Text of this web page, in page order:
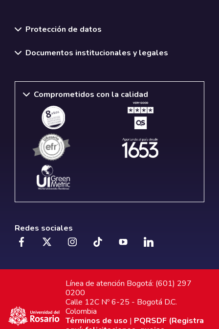
Protección de datos
Documentos institucionales y legales
Comprometidos con la calidad
Redes sociales
Línea de atención Bogotá: (601) 297
0200
Calle 12C Nº 6-25 - Bogotá D.C.
Colombia
Términos de uso | PQRSDF (Registra